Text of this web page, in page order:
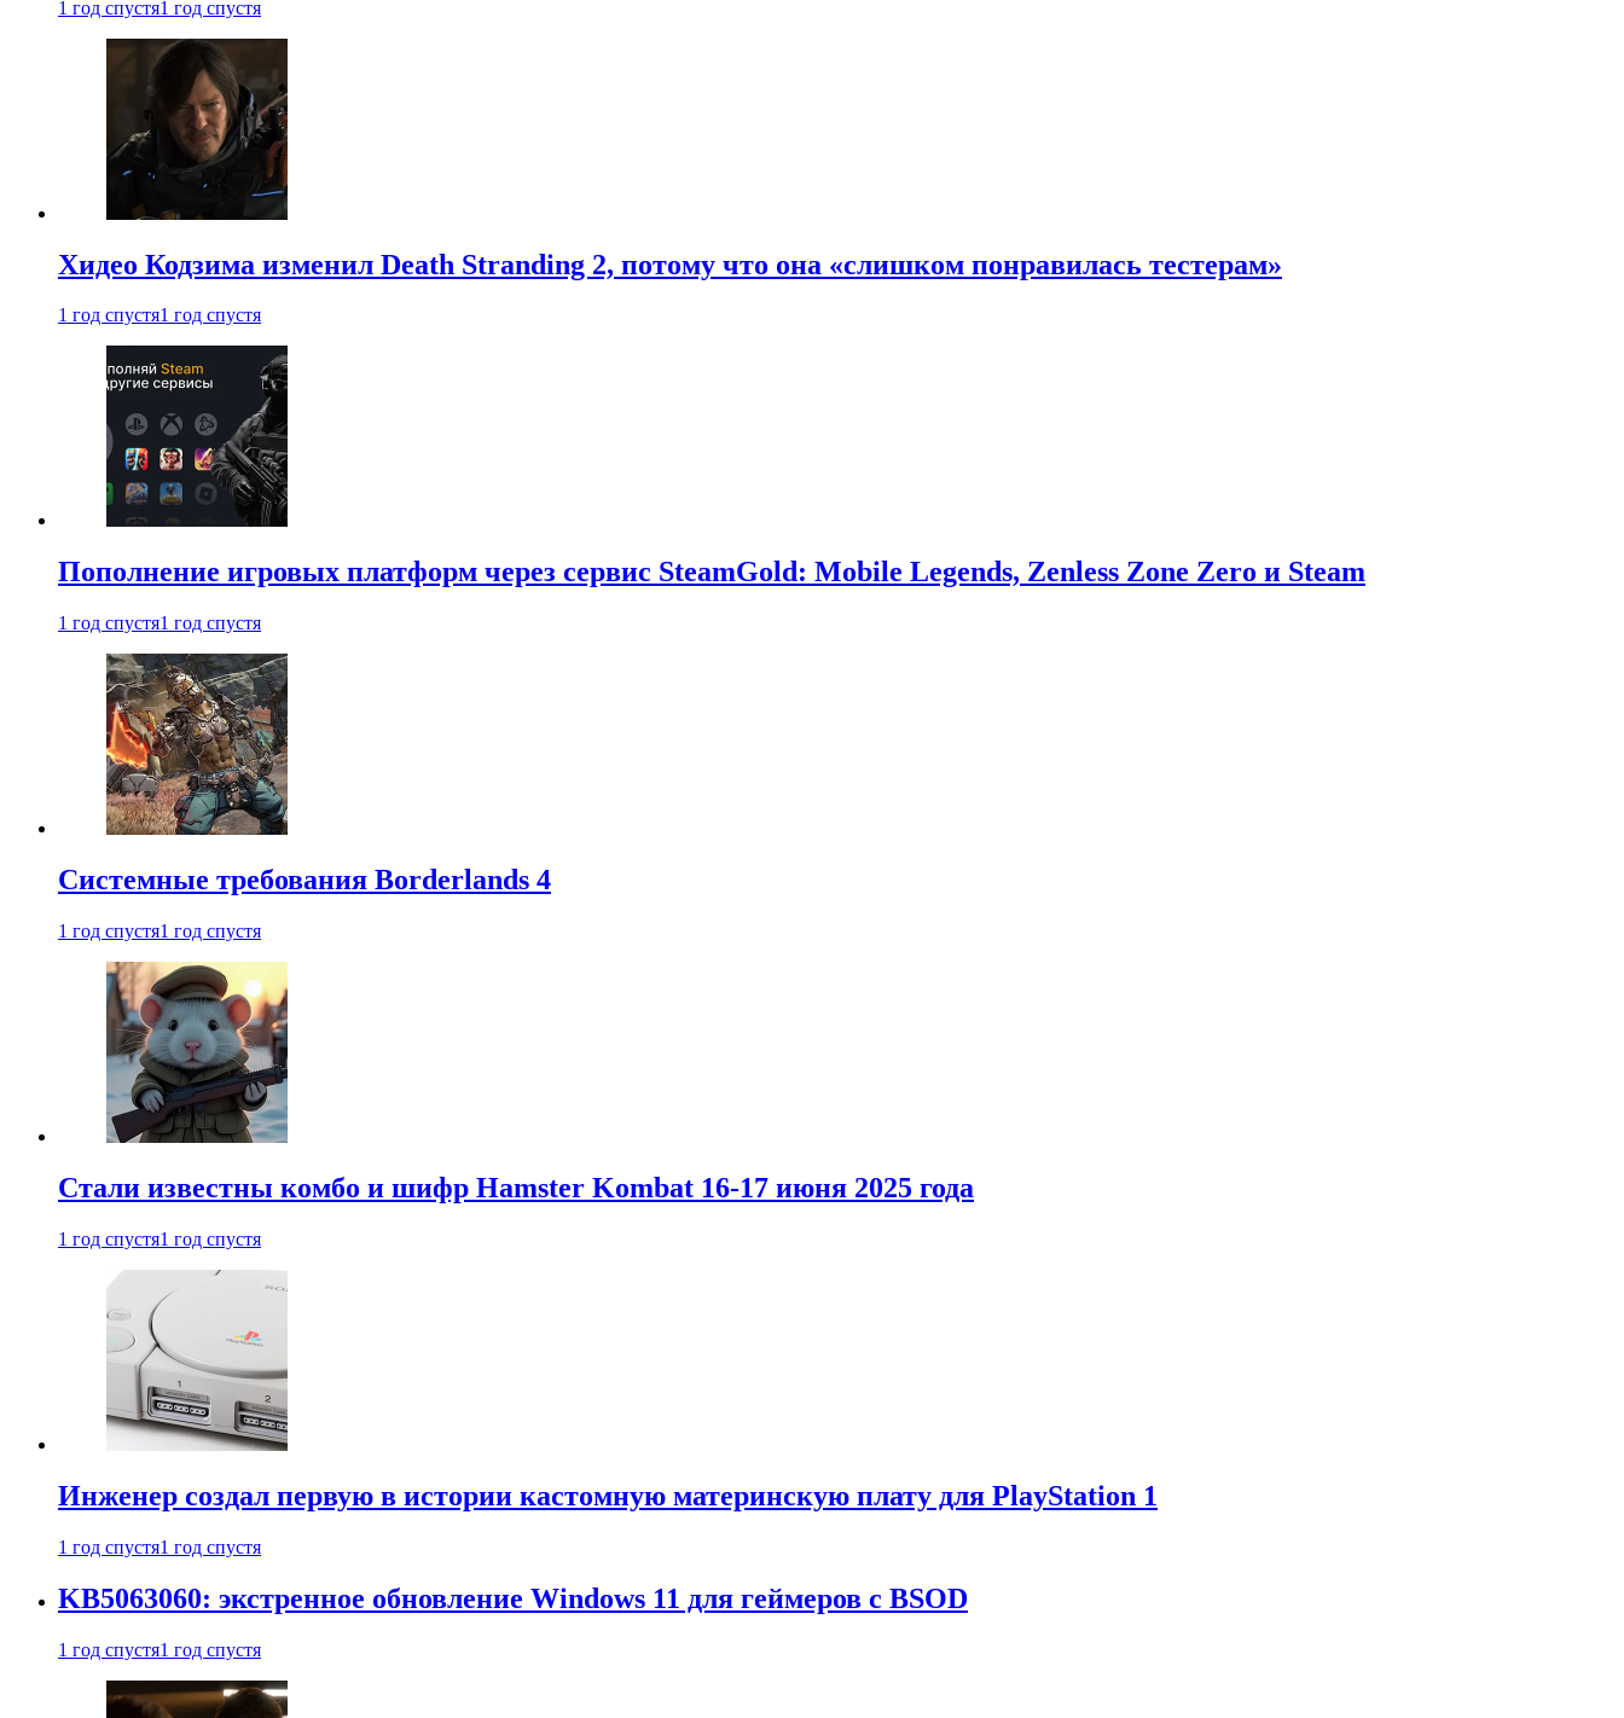
1 год спустя1 год спустя
Хидео Кодзима изменил Death Stranding 2, потому что она «слишком понравилась тестерам»
1 год спустя1 год спустя
Пополнение игровых платформ через сервис SteamGold: Mobile Legends, Zenless Zone Zero и Steam
1 год спустя1 год спустя
Системные требования Borderlands 4
1 год спустя1 год спустя
Стали известны комбо и шифр Hamster Kombat 16-17 июня 2025 года
1 год спустя1 год спустя
Инженер создал первую в истории кастомную материнскую плату для PlayStation 1
1 год спустя1 год спустя
KB5063060: экстренное обновление Windows 11 для геймеров с BSOD
1 год спустя1 год спустя